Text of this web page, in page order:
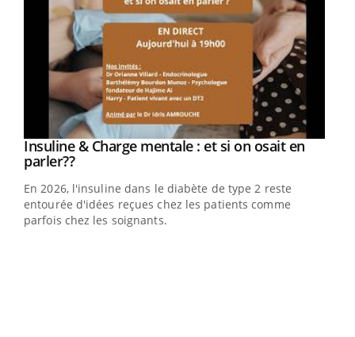
Youtube
Insuline & Charge mentale : et si on osait en
parler??Youtube
En 2026, l'insuline dans le diabète de type 2 reste
entourée d'idées reçues chez les patients comme
parfois chez les soignants.